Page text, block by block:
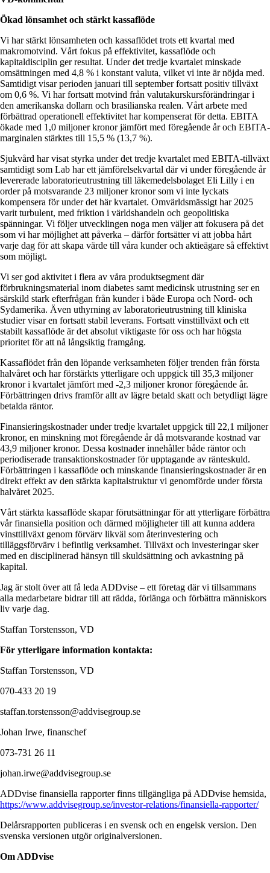
Ökad lönsamhet och stärkt kassaflöde
Vi har stärkt lönsamheten och kassaflödet trots ett kvartal med
makromotvind. Vårt fokus på effektivitet, kassaflöde och
kapitaldisciplin ger resultat. Under det tredje kvartalet minskade
omsättningen med 4,8 % i konstant valuta, vilket vi inte är nöjda med.
Samtidigt visar perioden januari till september fortsatt positiv tillväxt
om 0,6 %. Vi har fortsatt motvind från valutakurskursförändringar i
den amerikanska dollarn och brasilianska realen. Vårt arbete med
förbättrad operationell effektivitet har kompenserat för detta. EBITA
ökade med 1,0 miljoner kronor jämfört med föregående år och EBITA-
marginalen stärktes till 15,5 % (13,7 %).
Sjukvård har visat styrka under det tredje kvartalet med EBITA-tillväxt
samtidigt som Lab har ett jämförelsekvartal där vi under föregående år
levererade laboratorieutrustning till läkemedelsbolaget Eli Lilly i en
order på motsvarande 23 miljoner kronor som vi inte lyckats
kompensera för under det här kvartalet. Omvärldsmässigt har 2025
varit turbulent, med friktion i världshandeln och geopolitiska
spänningar. Vi följer utvecklingen noga men väljer att fokusera på det
som vi har möjlighet att påverka – därför fortsätter vi att jobba hårt
varje dag för att skapa värde till våra kunder och aktieägare så effektivt
som möjligt.
Vi ser god aktivitet i flera av våra produktsegment där
förbrukningsmaterial inom diabetes samt medicinsk utrustning ser en
särskild stark efterfrågan från kunder i både Europa och Nord- och
Sydamerika. Även uthyrning av laboratorieutrustning till kliniska
studier visar en fortsatt stabil leverans. Fortsatt vinsttillväxt och ett
stabilt kassaflöde är det absolut viktigaste för oss och har högsta
prioritet för att nå långsiktig framgång.
Kassaflödet från den löpande verksamheten följer trenden från första
halvåret och har förstärkts ytterligare och uppgick till 35,3 miljoner
kronor i kvartalet jämfört med -2,3 miljoner kronor föregående år.
Förbättringen drivs framför allt av lägre betald skatt och betydligt lägre
betalda räntor.
Finansieringskostnader under tredje kvartalet uppgick till 22,1 miljoner
kronor, en minskning mot föregående år då motsvarande kostnad var
43,9 miljoner kronor. Dessa kostnader innehåller både räntor och
periodiserade transaktionskostnader för upptagande av ränteskuld.
Förbättringen i kassaflöde och minskande finansieringskostnader är en
direkt effekt av den stärkta kapitalstruktur vi genomförde under första
halvåret 2025.
Vårt stärkta kassaflöde skapar förutsättningar för att ytterligare förbättra
vår finansiella position och därmed möjligheter till att kunna addera
vinsttillväxt genom förvärv likväl som återinvestering och
tilläggsförvärv i befintlig verksamhet. Tillväxt och investeringar sker
med en disciplinerad hänsyn till skuldsättning och avkastning på
kapital.
Jag är stolt över att få leda ADDvise – ett företag där vi tillsammans
alla medarbetare bidrar till att rädda, förlänga och förbättra människors
liv varje dag.
Staffan Torstensson, VD
För ytterligare information kontakta:
Staffan Torstensson, VD
070-433 20 19
staffan.torstensson@addvisegroup.se
Johan Irwe, finanschef
073-731 26 11
johan.irwe@addvisegroup.se
ADDvise finansiella rapporter finns tillgängliga på ADDvise hemsida,
https://www.addvisegroup.se/investor-relations/finansiella-rapporter/
Delårsrapporten publiceras i en svensk och en engelsk version. Den
svenska versionen utgör originalversionen.
Om ADDvise